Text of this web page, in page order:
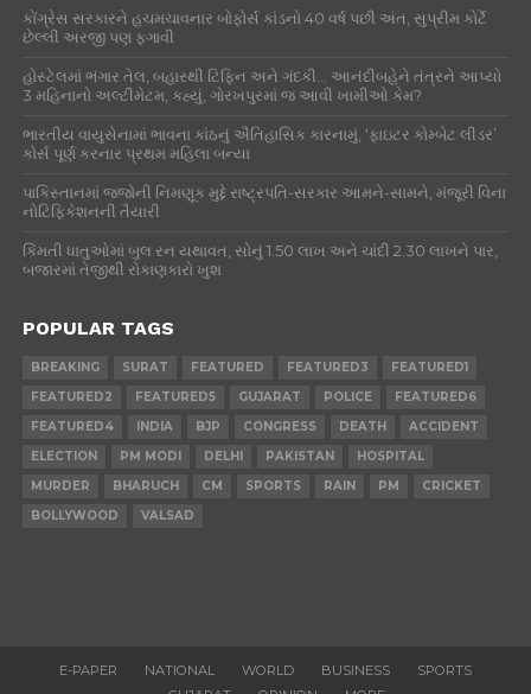
કોંગ્રેસ સરકારને હચમચાવનાર બોફોર્સ કાંડનો 40 વર્ષ પછી અંત, સુપ્રીમ કોર્ટે
છેલ્લી અરજી પણ ફગાવી
હોસ્ટેલમાં ભંગાર તેલ, બહારથી ટિફિન અને ગંદકી… આનંદીબહેને તંત્રને આપ્યો
3 મહિનાનો અલ્ટીમેટમ, કહ્યું, ગોરખપુરમાં જ આવી ખામીઓ કેમ?
ભારતીય વાયુસેનામાં ભાવના કાંઠનું ઐતિહાસિક કારનામું, ‘ફાઇટર કોમ્બેટ લીડર’
કોર્સ પૂર્ણ કરનાર પ્રથમ મહિલા બન્યા
પાકિસ્તાનમાં જજોની નિમણૂક મુદ્દે રાષ્ટ્રપતિ-સરકાર આમને-સામને, મંજૂરી વિના
નોટિફિકેશનની તૈયારી
કિંમતી ધાતુઓમાં બુલ રન યથાવત, સોનું 1.50 લાખ અને ચાંદી 2.30 લાખને પાર,
બજારમાં તેજીથી રોકાણકારો ખુશ
POPULAR TAGS
BREAKING SURAT FEATURED FEATURED3
FEATURED1
FEATURED2
FEATURED5 GUJARAT POLICE
FEATURED6
FEATURED4
INDIA BJP CONGRESS DEATH
ACCIDENT
ELECTION
PM MODI DELHI PAKISTAN
HOSPITAL
MURDER
BHARUCH CM SPORTS RAIN PM
CRICKET
BOLLYWOOD
VALSAD
E-PAPER NATIONAL WORLD BUSINESS
SPORTS